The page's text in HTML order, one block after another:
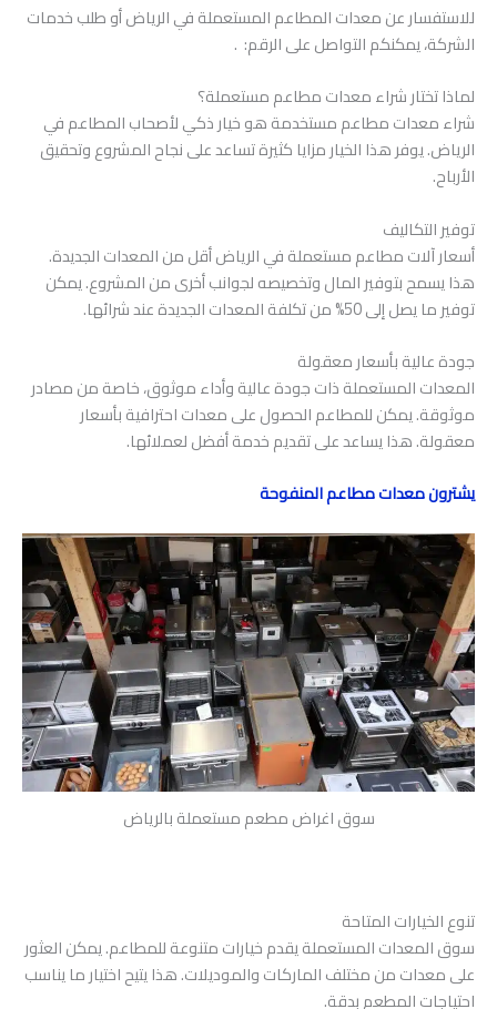
للاستفسار عن معدات المطاعم المستعملة في الرياض أو طلب خدمات
الشركة، يمكنكم التواصل على الرقم: .
لماذا تختار شراء معدات مطاعم مستعملة؟
شراء معدات مطاعم مستخدمة هو خيار ذكي لأصحاب المطاعم في
الرياض. يوفر هذا الخيار مزايا كثيرة تساعد على نجاح المشروع وتحقيق
الأرباح.
توفير التكاليف
أسعار آلات مطاعم مستعملة في الرياض أقل من المعدات الجديدة.
هذا يسمح بتوفير المال وتخصيصه لجوانب أخرى من المشروع. يمكن
توفير ما يصل إلى 50% من تكلفة المعدات الجديدة عند شرائها.
جودة عالية بأسعار معقولة
المعدات المستعملة ذات جودة عالية وأداء موثوق، خاصة من مصادر
موثوقة. يمكن للمطاعم الحصول على معدات احترافية بأسعار
معقولة. هذا يساعد على تقديم خدمة أفضل لعملائها.
يشترون معدات مطاعم المنفوحة
سوق اغراض مطعم مستعملة بالرياض
تنوع الخيارات المتاحة
سوق المعدات المستعملة يقدم خيارات متنوعة للمطاعم. يمكن العثور
على معدات من مختلف الماركات والموديلات. هذا يتيح اختيار ما يناسب
احتياجات المطعم بدقة.